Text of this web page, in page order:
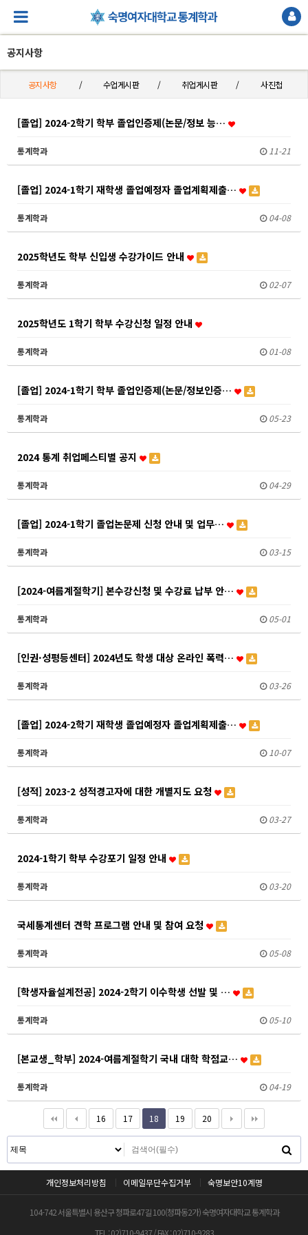
공지사항
공지사항 수업게시판 취업게시판 사진첩
[졸업] 2024-2학기 학부 졸업인증제(논문/정보 능…
통계학과 11-21
[졸업] 2024-1학기 재학생 졸업예정자 졸업계획제출…
통계학과 04-08
2025학년도 학부 신입생 수강가이드 안내
통계학과 02-07
2025학년도 1학기 학부 수강신청 일정 안내
통계학과 01-08
[졸업] 2024-1학기 학부 졸업인증제(논문/정보인증…
통계학과 05-23
2024 통계 취업페스티벌 공지
통계학과 04-29
[졸업] 2024-1학기 졸업논문제 신청 안내 및 업무…
통계학과 03-15
[2024-여름계절학기] 본수강신청 및 수강료 납부 안…
통계학과 05-01
[인권·성평등센터] 2024년도 학생 대상 온라인 폭력…
통계학과 03-26
[졸업] 2024-2학기 재학생 졸업예정자 졸업계획제출…
통계학과 10-07
[성적] 2023-2 성적경고자에 대한 개별지도 요청
통계학과 03-27
2024-1학기 학부 수강포기 일정 안내
통계학과 03-20
국세통계센터 견학 프로그램 안내 및 참여 요청
통계학과 05-08
[학생자율설계전공] 2024-2학기 이수학생 선발 및 …
통계학과 05-10
[본교생_학부] 2024-여름계절학기 국내 대학 학점교…
통계학과 04-19
16 17 18 19 20
개인정보처리방침 이메일무단수집거부 숙명보안10계명
104-742 서울특별시 용산구 청파로47길 100(청파동2가) 숙명여자대학교 통계학과
TEL : 02)710-9437 / FAX : 02)710-9283